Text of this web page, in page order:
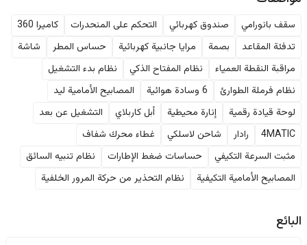
سقف بانورامي صندوق كهربائي التحكم على المنحدرات
كاميرا 360
تدفئة المقاعد
بصمة مرايا جانبية كهربائية حساس المطر
شاشة
مراقبة النقطة العمياء
نظام المفتاح الذكي
نظام بدء التشغيل
نظام فرملة الطوارئ
6 وسادة هوائية
المصابيح الأمامية ليد
لوحة قيادة رقمية
إنارة محيطية أبل كاربلاي
التشغيل عن بعد
4MATIC
رادار شاحن لاسلكي
غطاء محرك شفاف
مثبت السرعة التكيفي
حساسات ضغط الإطارات
نظام تنبيه السائق
المصابيح الأمامية التكيفية
نظام التحذير من حركة المرور الخلفية
البائع